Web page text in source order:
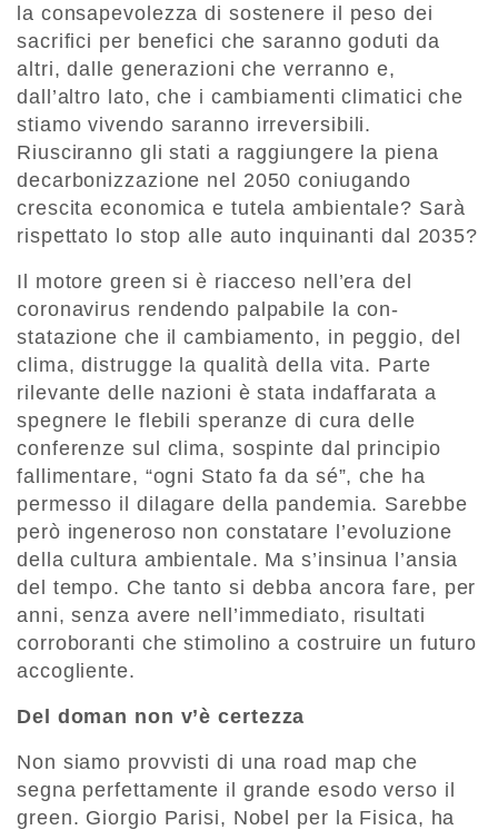
la consapevolezza di sostenere il peso dei
sacrifici per benefici che sa­ranno goduti da
altri, dalle generazioni che verranno e,
dall’altro lato, che i cam­biamenti climatici che
stiamo vivendo saranno irreversibili.
Riusciranno gli stati a raggiungere la piena
decarbonizzazione nel 2050 coniugando
crescita economica e tutela ambientale? Sarà
rispettato lo stop alle auto inquinanti dal 2035?
Il motore green si è riacceso nell’era del
coronavirus rendendo palpabile la con­
statazione che il cambiamento, in peggio, del
clima, distrugge la qualità della vita. Parte
rilevante delle nazioni è stata indaffarata a
spegnere le flebili speranze di cura delle
conferenze sul clima, sospinte dal principio
fallimentare, “ogni Stato fa da sé”, che ha
permesso il dilagare della pandemia. Sarebbe
però ingeneroso non con­statare l’evoluzione
della cultura ambientale. Ma s’insinua l’ansia
del tempo. Che tanto si debba ancora fare, per
anni, senza avere nell’immediato, risultati
corrobo­ranti che stimolino a costruire un futuro
accogliente.
Del doman non v’è certezza
Non siamo provvisti di una road map che
segna perfettamente il grande esodo ver­so il
green. Giorgio Parisi, Nobel per la Fisica, ha